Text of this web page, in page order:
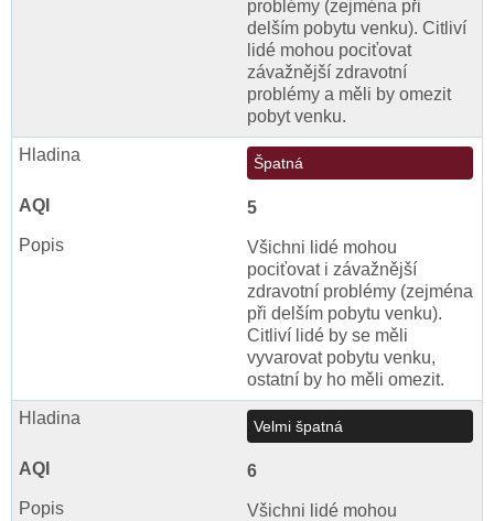
problémy (zejména při
delším pobytu venku). Citliví
lidé mohou pociťovat
závažnější zdravotní
problémy a měli by omezit
pobyt venku.
Špatná
5
Všichni lidé mohou
pociťovat i závažnější
zdravotní problémy (zejména
při delším pobytu venku).
Citliví lidé by se měli
vyvarovat pobytu venku,
ostatní by ho měli omezit.
Velmi špatná
6
Všichni lidé mohou